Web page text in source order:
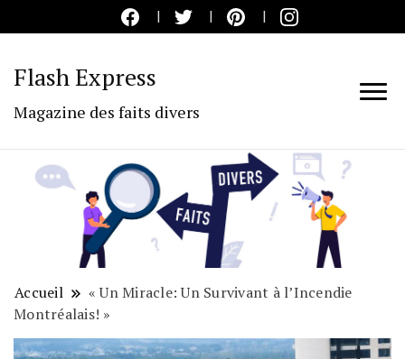
Flash Express
Magazine des faits divers
Accueil
« Un Miracle: Un Survivant à l’Incendie
Montréalais! »